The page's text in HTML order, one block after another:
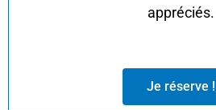
appréciés.
Je réserve !